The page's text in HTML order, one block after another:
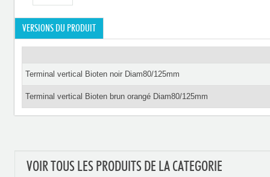
VERSIONS DU PRODUIT
Terminal vertical Bioten noir Diam80/125mm
Terminal vertical Bioten brun orangé Diam80/125mm
VOIR TOUS LES PRODUITS DE LA CATEGORIE